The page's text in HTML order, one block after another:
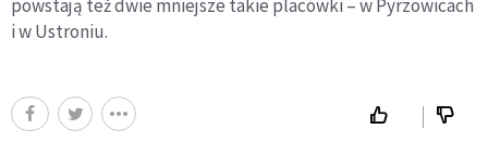
powstają też dwie mniejsze takie placówki – w Pyrzowicach
i w Ustroniu.